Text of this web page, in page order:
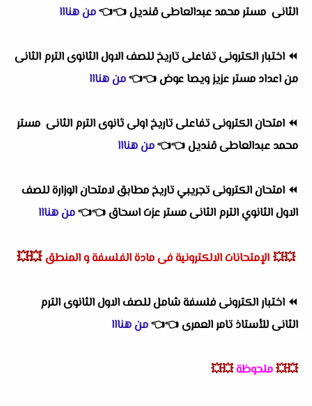
الثانى مستر محمد عبدالعاطى قنديل👈
👈من هنااا
⏪ اختبار الكترونى تفاعلى تاريخ للصف الاول الثانوى الترم الثانى
من اعداد مستر عزيز ويصا عوض👈
👈من هنااا
⏪ امتحان الكترونى تفاعلى تاريخ اولى ثانوى الترم الثانى مستر
محمد عبدالعاطى قنديل👈
👈من هنااا
⏪ امتحان الكترونى تجريبي تاريخ مطابق لامتحان الوزارة للصف
الاول الثانوي الترم الثانى مستر عزت اسحاق👈
👈من هنااا
💥💥 الإمتحانات الالكترونية فى مادة الفلسفة و المنطق 💥💥
⏪ اختبار الكترونى فلسفة شامل للصف الاول الثانوى الترم
الثانى للأستاذ تامر العمرى👈
👈من هنااا
💥💥ملحوظة💥💥